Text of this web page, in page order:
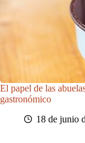
El papel de las
gastronómico
18 de junio